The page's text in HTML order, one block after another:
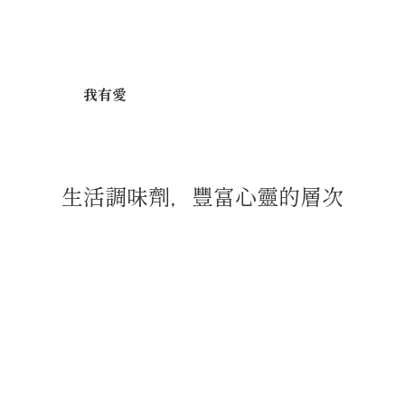
我有愛
生活調味劑，豐富心靈的層次